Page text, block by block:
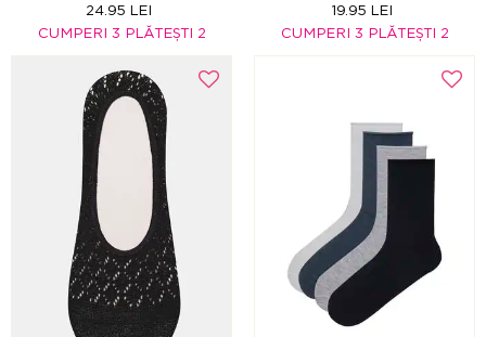
24.95 LEI
CUMPERI 3 PLĂTEȘTI 2
19.95 LEI
CUMPERI 3 PLĂTEȘTI 2